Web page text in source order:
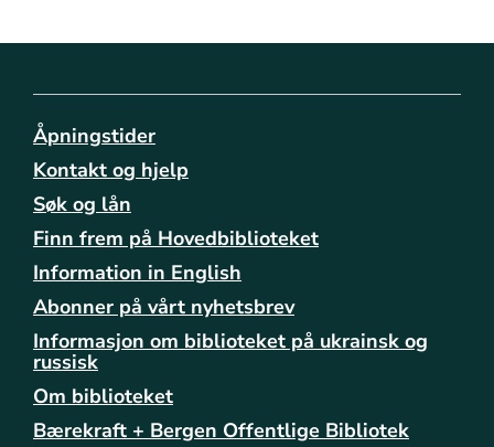
Åpningstider
Kontakt og hjelp
Søk og lån
Finn frem på Hovedbiblioteket
Information in English
Abonner på vårt nyhetsbrev
Informasjon om biblioteket på ukrainsk og
russisk
Om biblioteket
Bærekraft + Bergen Offentlige Bibliotek